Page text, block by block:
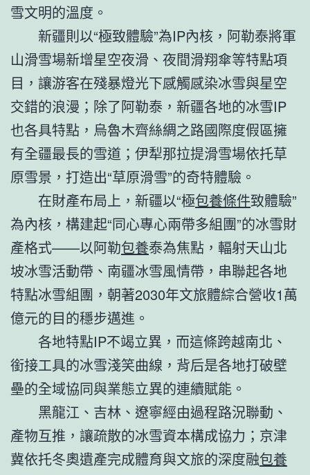
雪文明的溫度。
新疆則以“極致體驗”為IP內核，阿勒泰將軍
山滑雪場新增星空夜滑、夜間滑翔傘等特點項
目，讓游客在殘暴燈光下感觸感染冰雪與星空
交錯的浪漫；除了阿勒泰，新疆各地的冰雪IP
也各具特點，烏魯木齊絲綢之路國際度假區擁
有全疆最長的雪道；伊犁那拉提滑雪場依托草
原雪景，打造出“草原滑雪”的奇特體驗。
在財產布局上，新疆以“極包養條件致體驗”
為內核，構建起“同心專心兩帶多組團”的冰雪財
產格式——以阿勒包養泰為焦點，輻射天山北
坡冰雪活動帶、南疆冰雪風情帶，串聯起各地
特點冰雪組團，朝著2030年文旅體綜合營收1萬
億元的目的穩步邁進。
各地特點IP不竭立異，而這條跨越南北、
銜接工具的冰雪淺笑曲線，背后是各地打破壁
壘的全域協同與業態立異的連續賦能。
黑龍江、吉林、遼寧經由過程路況聯動、
產物互推，讓疏散的冰雪資本構成協力；京津
冀依托冬奧遺產完成體育與文旅的深度融包養